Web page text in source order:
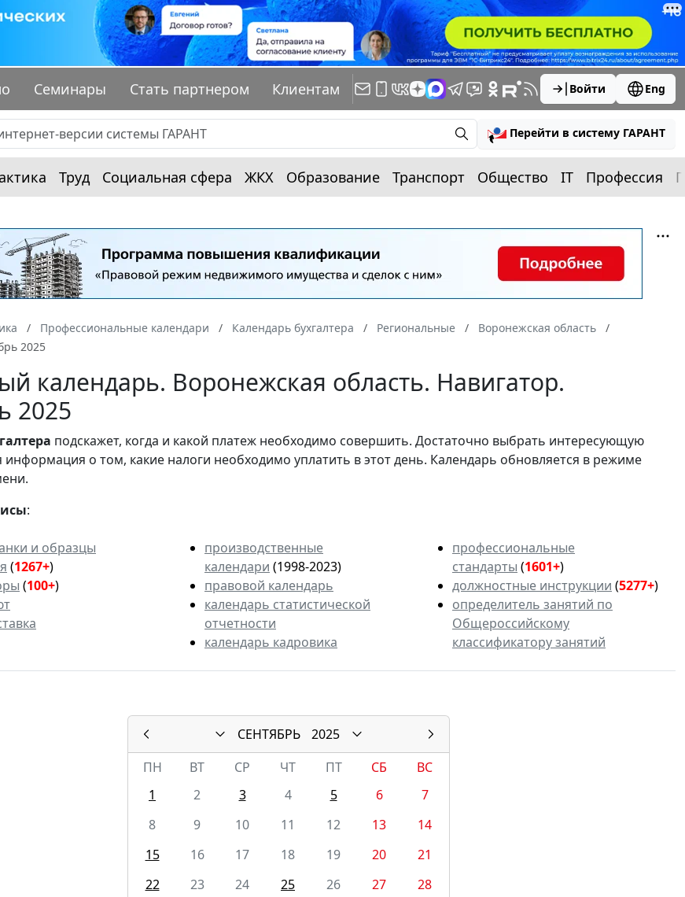
Семинары Стать партнером Клиентам Войти Eng
Перейти в систему ГАРАНТ
Труд Социальная сфера ЖКХ Образование Транспорт Общество IT Профессия
Профессиональные календари Календарь бухгалтера Региональные
Воронежская область
2025
календарь. Воронежская область. Навигатор.
2025
подскажет, когда и какой платеж необходимо совершить. Достаточно выбрать интересующую
информация о том, какие налоги необходимо уплатить в этот день. Календарь обновляется в режиме
:
и образцы
(1267+)
(100+)
производственные
календари (1998-2023)
правовой календарь
календарь статистической
отчетности
календарь кадровика
профессиональные
стандарты (1601+)
должностные инструкции (5277+)
определитель занятий по
Общероссийскому
классификатору занятий
СЕНТЯБРЬ
2025
ПН
ВТ СР ЧТ ПТ СБ
ВС
1
2 3 4 5 6
7
8
9 10 11 12 13
14
15
16 17 18 19 20
21
22
23 24 25 26 27
28